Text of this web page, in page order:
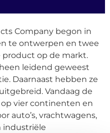
Company begon in
te ontwerpen en twee
product op de markt.
leidend geweest
Daarnaast hebben ze
Vandaag de
vier continenten en
auto’s, vrachtwagens,
industriële